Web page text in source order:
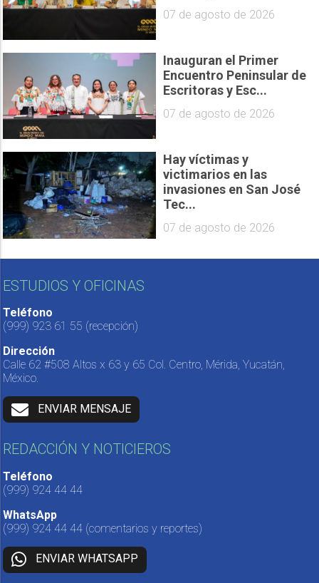
07 de agosto de 2026
Inauguran el Primer
Encuentro Peninsular de
Escritoras y Esc...
07 de agosto de 2026
Hay víctimas y
victimarios en las
invasiones en San José
Tec...
07 de agosto de 2026
ESTUDIOS Y OFICINAS
Teléfono
(999) 923 61 55 (recepción)
Dirección
Calle 62 #508 Altos x 63 y 65 Col. Centro, Mérida, Yucatán,
México.
ENVIAR MENSAJE
REDACCIÓN Y NOTICIEROS
Teléfono
(999) 924 44 44
WhatsApp
(999) 924 44 44 (comentarios y reportes)
ENVIAR WHATSAPP